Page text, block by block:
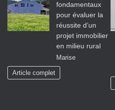
fondamentaux
pour évaluer la
réussite d’un
projet immobilier
en milieu rural
Marise
Article complet